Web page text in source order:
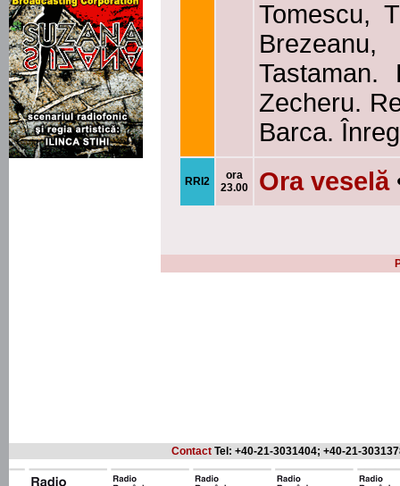
Tomescu,
Tastaman.
Zecheru.
Barca.
RRI2
ora
23.00
Ora veselă
Contact Tel: +40-21-3031404; +40-21-